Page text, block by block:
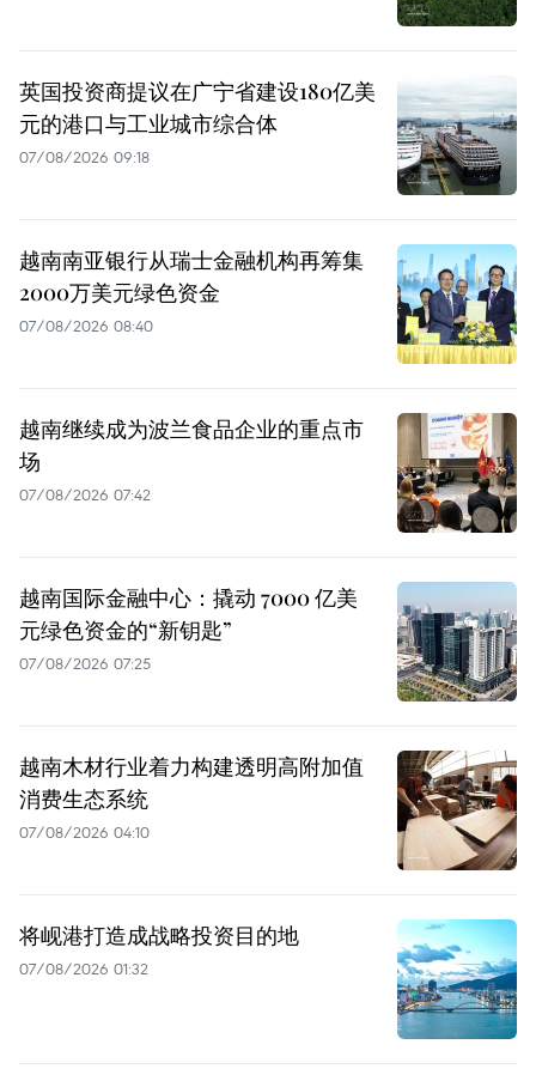
英国投资商提议在广宁省建设180亿美
元的港口与工业城市综合体
07/08/2026 09:18
越南南亚银行从瑞士金融机构再筹集
2000万美元绿色资金
07/08/2026 08:40
越南继续成为波兰食品企业的重点市
场
07/08/2026 07:42
越南国际金融中心：撬动 7000 亿美
元绿色资金的“新钥匙”
07/08/2026 07:25
越南木材行业着力构建透明高附加值
消费生态系统
07/08/2026 04:10
将岘港打造成战略投资目的地
07/08/2026 01:32